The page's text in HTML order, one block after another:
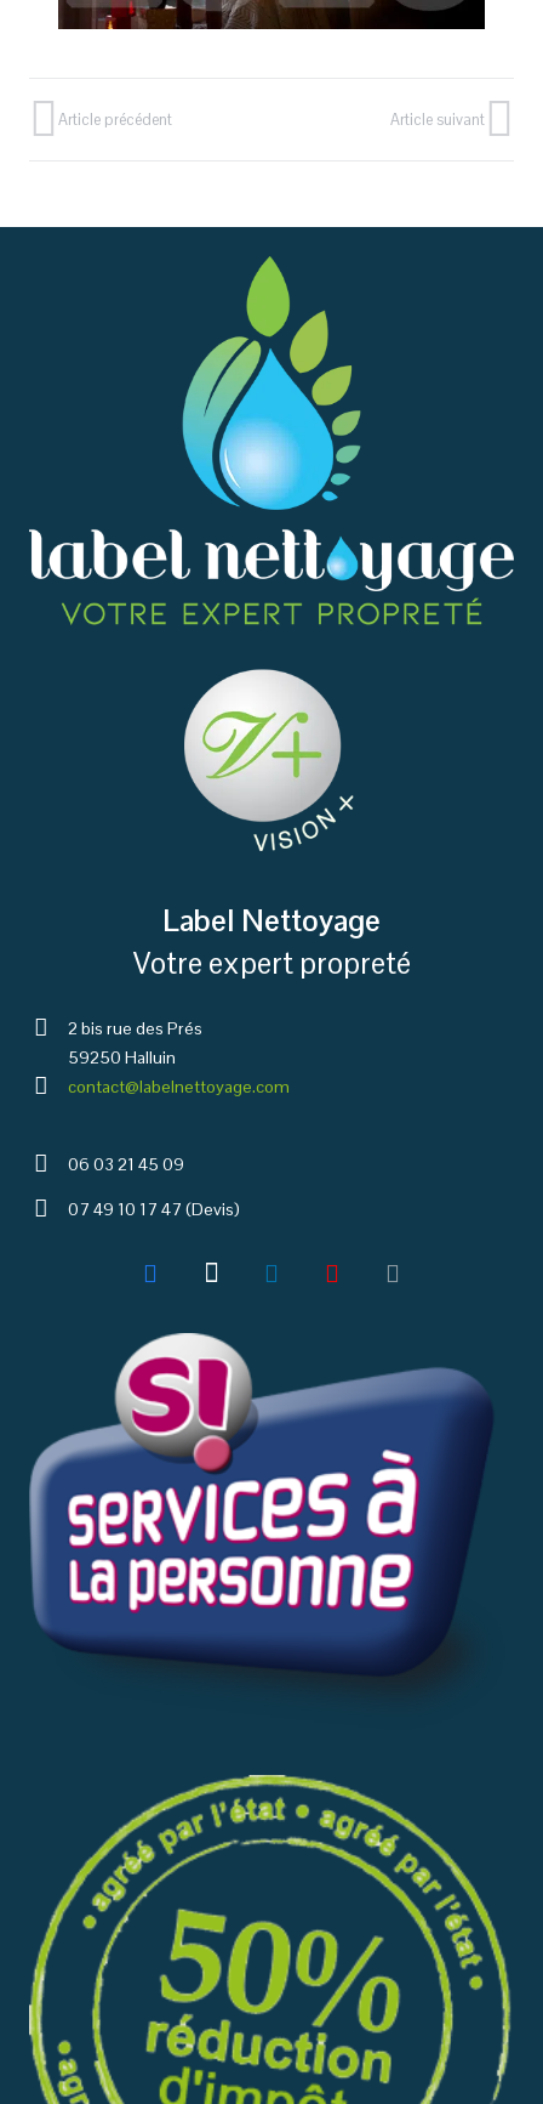
Article précédent Article suivant
Label Nettoyage
Votre expert propreté
2 bis rue des Prés
59250 Halluin
contact@labelnettoyage.com
06 03 21 45 09
07 49 10 17 47 (Devis)